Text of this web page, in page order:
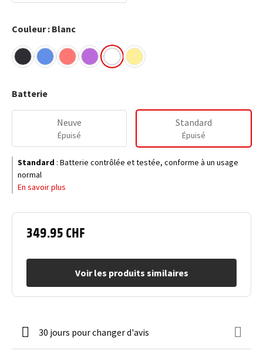
349.95 CHF
Voir les produits similaires
Couleur : Blanc
Batterie
Neuve
Épuisé
Standard
Épuisé
Standard : Batterie contrôlée et testée, conforme à un usage
normal
En savoir plus
30 jours pour changer d'avis